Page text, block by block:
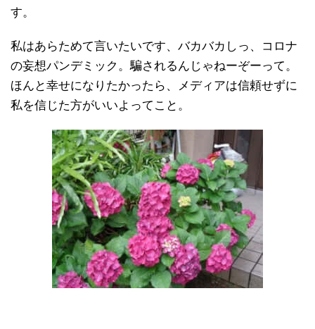
す。
私はあらためて言いたいです、バカバカしっ、コロナ
の妄想パンデミック。騙されるんじゃねーぞーって。
ほんと幸せになりたかったら、メディアは信頼せずに
私を信じた方がいいよってこと。